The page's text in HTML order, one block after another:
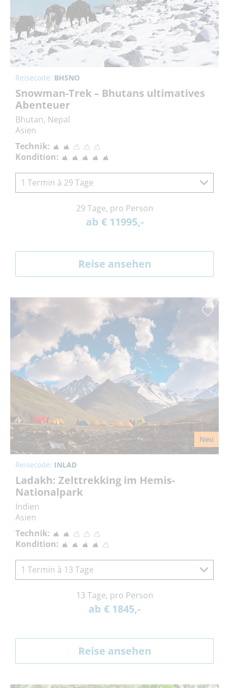
Reisecode: BHSNO
Snowman-Trek – Bhutans ultimatives
Abenteuer
Bhutan, Nepal
Asien
Technik:
Kondition:
1 Termin à 29 Tage
29 Tage, pro Person
ab € 11995,-
Reise ansehen
Neu
Reisecode: INLAD
Ladakh: Zelttrekking im Hemis-
Nationalpark
Indien
Asien
Technik:
Kondition:
1 Termin à 13 Tage
13 Tage, pro Person
ab € 1845,-
Reise ansehen